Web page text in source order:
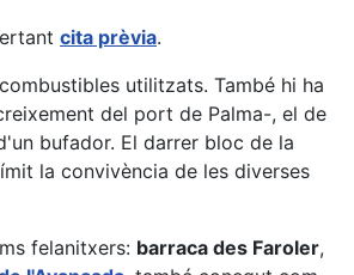
cita prèvia.
utilitzats. També hi ha
del port de Palma-, el de
bufador. El darrer bloc de la
la convivència de les diverses
felanitxers: barraca des Faroler,